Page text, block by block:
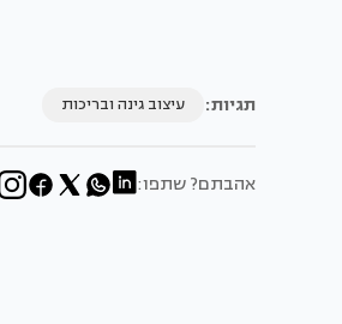
תגיות: עיצוב גינה ובריכות
אהבתם? שתפו: